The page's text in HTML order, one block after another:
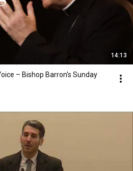
14:13
– Bishop Barron's Sunday